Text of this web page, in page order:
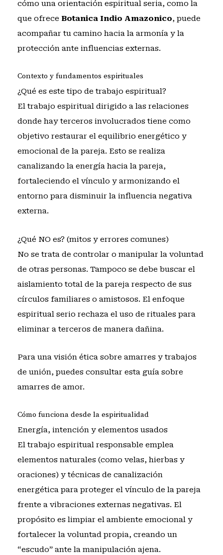
cómo una orientación espiritual seria, como la
que ofrece Botanica Indio Amazonico, puede
acompañar tu camino hacia la armonía y la
protección ante influencias externas.
Contexto y fundamentos espirituales
¿Qué es este tipo de trabajo espiritual?
El trabajo espiritual dirigido a las relaciones
donde hay terceros involucrados tiene como
objetivo restaurar el equilibrio energético y
emocional de la pareja. Esto se realiza
canalizando la energía hacia la pareja,
fortaleciendo el vínculo y armonizando el
entorno para disminuir la influencia negativa
externa.
¿Qué NO es? (mitos y errores comunes)
No se trata de controlar o manipular la voluntad
de otras personas. Tampoco se debe buscar el
aislamiento total de la pareja respecto de sus
círculos familiares o amistosos. El enfoque
espiritual serio rechaza el uso de rituales para
eliminar a terceros de manera dañina.
Para una visión ética sobre amarres y trabajos
de unión, puedes consultar esta guía sobre
amarres de amor.
Cómo funciona desde la espiritualidad
Energía, intención y elementos usados
El trabajo espiritual responsable emplea
elementos naturales (como velas, hierbas y
oraciones) y técnicas de canalización
energética para proteger el vínculo de la pareja
frente a vibraciones externas negativas. El
propósito es limpiar el ambiente emocional y
fortalecer la voluntad propia, creando un
“escudo” ante la manipulación ajena.